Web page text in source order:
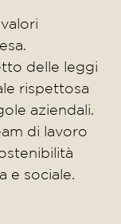
delle leggi
rispettosa
aziendali.
di lavoro
e sociale.